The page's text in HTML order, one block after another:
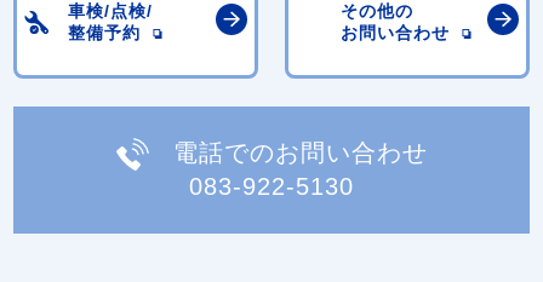
車検/点検/
整備予約
その他の
お問い合わせ
電話でのお問い合わせ
083-922-5130